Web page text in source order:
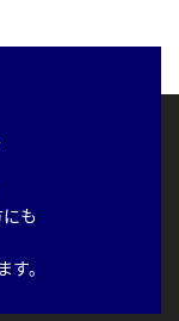
も
。